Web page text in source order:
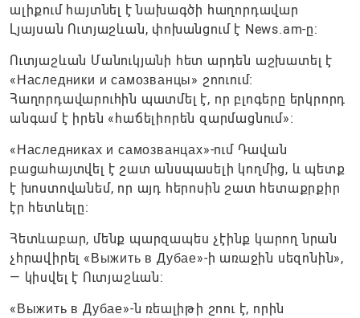
ալիքում հայտնել է նախագծի հաղորդավար
Լյայսան Ուտյաշևան, փոխանցում է News.am-ը:
Ուտյաշևան Մանուկյանի հետ արդեն աշխատել է
«Наследники и самозванцы» շոուում։
Հաղորդավարուհին պատմել է, որ բլոգերը երկրորդ
անգամ է իրեն «հաճելիորեն զարմացնում»։
«Наследниках и самозванцах»-ում Դավան
բացահայտվել է շատ անսպասելի կողմից, և պետք
է խոստովանեմ, որ այդ հերոսին շատ հետաքրքիր
էր հետևելը։
Հետևաբար, մենք պարզապես չէինք կարող նրան
չհրավիրել «Выжить в Дубае»-ի առաջին սեզոնին»,
— կիսվել է Ուտյաշևան:
«Выжить в Дубае»-ն ռեալիթի շոու է, որին